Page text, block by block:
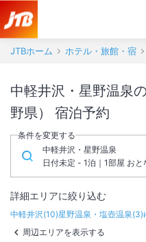
JTBホーム ホテル・旅館・宿
中軽井沢・星野温泉
野県） 宿泊予約
条件を変更する
中軽井沢・星野温泉
日付未定 - 1泊｜1部屋 お
詳細エリアに絞り込む
中軽井沢(10)星野温泉・塩壺温泉(3)
周辺エリアを表示する